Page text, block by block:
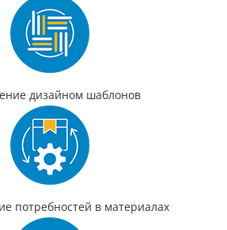
дизайном шаблонов
потребностей в материалах